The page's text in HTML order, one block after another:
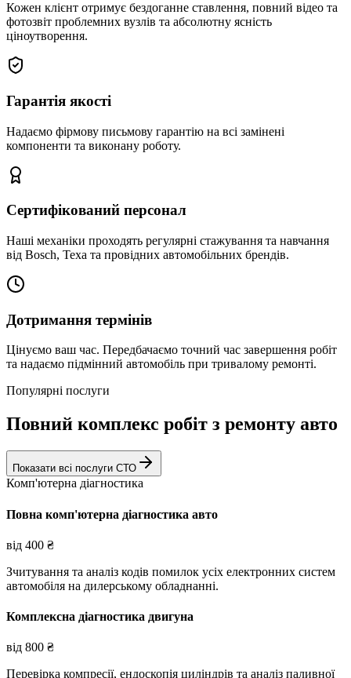
Кожен клієнт отримує бездоганне ставлення, повний відео та
фотозвіт проблемних вузлів та абсолютну ясність
ціноутворення.
Гарантія якості
Надаємо фірмову письмову гарантію на всі замінені
компоненти та виконану роботу.
Сертифікований персонал
Наші механіки проходять регулярні стажування та навчання
від Bosch, Texa та провідних автомобільних брендів.
Дотримання термінів
Цінуємо ваш час. Передбачаємо точний час завершення робіт
та надаємо підмінний автомобіль при тривалому ремонті.
Популярні послуги
Повний комплекс робіт з ремонту авто
Показати всі послуги СТО
Комп'ютерна діагностика
Повна комп'ютерна діагностика авто
від 400 ₴
Зчитування та аналіз кодів помилок усіх електронних систем
автомобіля на дилерському обладнанні.
Комплексна діагностика двигуна
від 800 ₴
Перевірка компресії, ендоскопія циліндрів та аналіз паливної